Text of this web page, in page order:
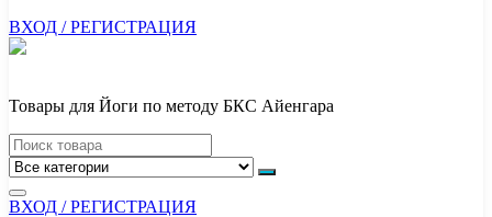
ВХОД / РЕГИСТРАЦИЯ
Товары для Йоги по методу БКС Айенгара
ВХОД / РЕГИСТРАЦИЯ